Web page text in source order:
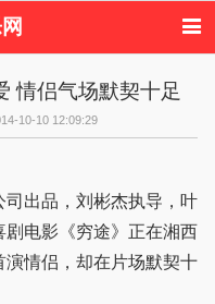
艺节目
偶像活动
情侣气场默契十足
10-10 12:09:29
出品，刘彬杰执导，叶
电影《穷途》正在湘西
情侣，却在片场默契十